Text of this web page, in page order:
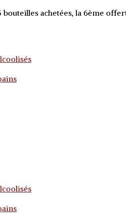
bouteilles achetées, la 6ème